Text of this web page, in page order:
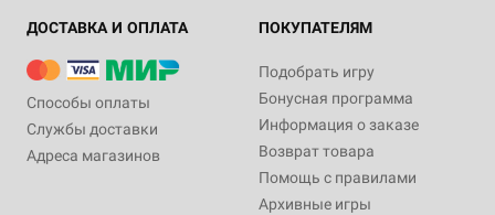
ДОСТАВКА И ОПЛАТА
Способы оплаты
Службы доставки
Адреса магазинов
ПОКУПАТЕЛЯМ
Подобрать игру
Бонусная программа
Информация о заказе
Возврат товара
Помощь с правилами
Архивные игры